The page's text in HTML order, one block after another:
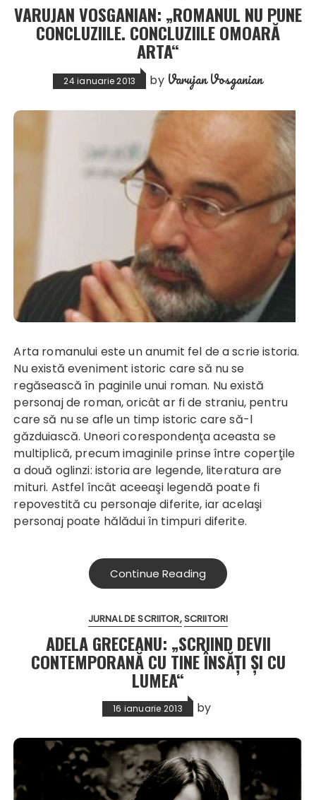
VARUJAN VOSGANIAN: „ROMANUL NU PUNE
CONCLUZIILE. CONCLUZIILE OMOARĂ
ARTA“
24 ianuarie 2013 by Varujan Vosganian
Arta romanului este un anumit fel de a scrie istoria.
Nu există eveniment istoric care să nu se
regăsească în paginile unui roman. Nu există
personaj de roman, oricât ar fi de straniu, pentru
care să nu se afle un timp istoric care să-l
găzduiască. Uneori corespondenţa aceasta se
multiplică, precum imaginile prinse între coperţile
a două oglinzi: istoria are legende, literatura are
mituri. Astfel încât aceeaşi legendă poate fi
repovestită cu personaje diferite, iar acelaşi
personaj poate hălădui în timpuri diferite.
Continue Reading
JURNAL DE SCRIITOR SCRIITORI
ADELA GRECEANU: „SCRIIND DEVII
CONTEMPORANĂ CU TINE ÎNSĂŢI ŞI CU
LUMEA“
16 ianuarie 2013 by